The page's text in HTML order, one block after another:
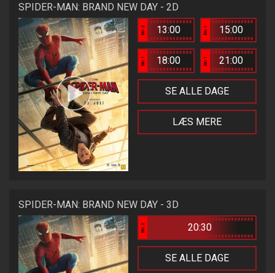
SPIDER-MAN: BRAND NEW DAY - 2D
Bio 2 13:00 Bio 1 15:00
Bio 1 18:00 Bio 1 21:00
SE ALLE DAGE
LÆS MERE
SPIDER-MAN: BRAND NEW DAY - 3D
Bio 2 20:30
SE ALLE DAGE